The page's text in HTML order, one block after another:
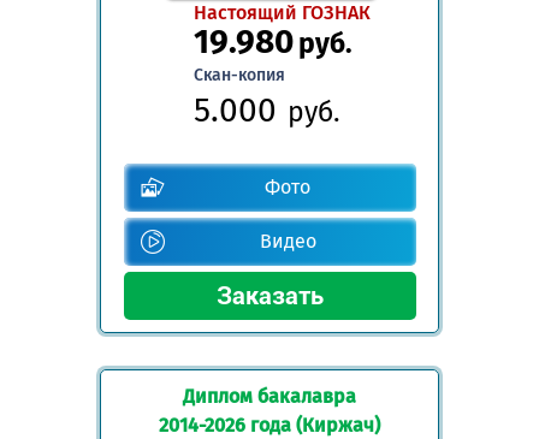
Настоящий ГОЗНАК
19.980руб.
Скан-копия
5.000 руб.
Фото
Видео
Диплом бакалавра
2014-2026 года (Киржач)